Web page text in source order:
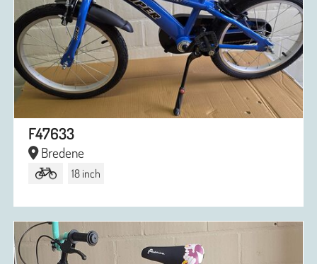
F47633
Bredene
18 inch